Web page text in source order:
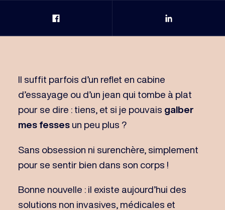
Partage Facebook Partage
Il suffit parfois d’un reflet en cabine
d’essayage ou d’un jean qui tombe à plat
pour se dire : tiens, et si je pouvais galber
mes fessesun peu plus ?
Sans obsession ni surenchère, simplement
pour se sentir bien dans son corps !
Bonne nouvelle : il existe aujourd’hui des
solutions non invasives, médicales et